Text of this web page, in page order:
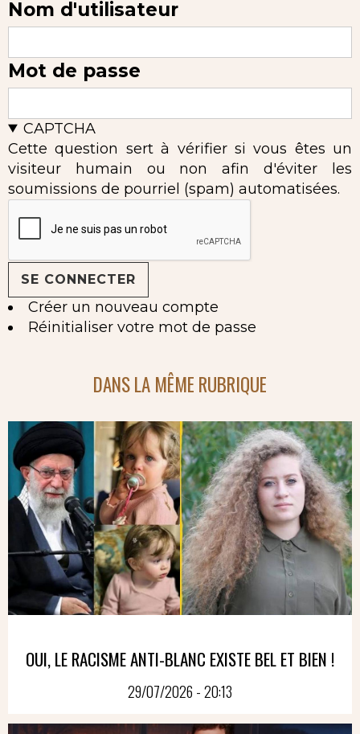
Nom d'utilisateur
Mot de passe
CAPTCHA
Cette question sert à vérifier si vous êtes un
visiteur humain ou non afin d'éviter les
soumissions de pourriel (spam) automatisées.
Créer un nouveau compte
Réinitialiser votre mot de passe
DANS LA MÊME RUBRIQUE
OUI, LE RACISME ANTI-BLANC EXISTE BEL ET BIEN !
29/07/2026 - 20:13